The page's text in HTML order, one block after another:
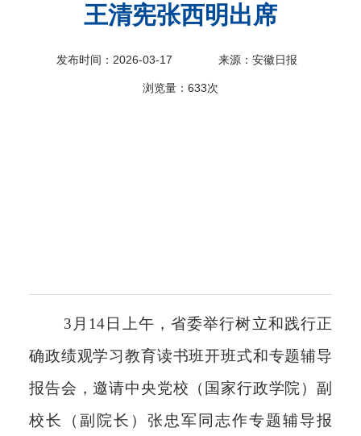
王清宪张西明出席
发布时间：2026-03-17 来源：安徽日报
浏览量： 633次
3月14日上午，省委举行树立和践行正
确政绩观学习教育读书班开班式和专题辅导
报告会，邀请中央党校（国家行政学院）副
校长（副院长）张忠军同志作专题辅导报